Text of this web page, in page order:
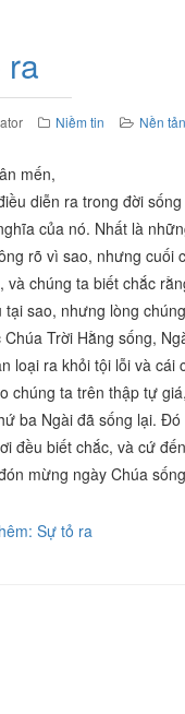
ra
Niềm tin Nền
mến,
diễn ra trong đời
của nó. Nhất là
rõ vì sao, nhưng cuối
và chúng ta biết chắc
tại sao, nhưng lòng
Trời Hằng sống,
loại ra khỏi tội lỗi và cái
chúng ta trên thập tự
ba Ngài đã sống lại.
đều biết chắc, và cứ
mừng ngày Chúa
Sự tỏ ra